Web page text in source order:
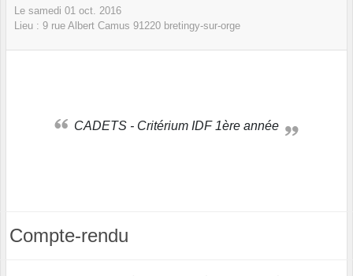
Le samedi 01 oct. 2016
Lieu : 9 rue Albert Camus 91220 bretingy-sur-orge
CADETS - Critérium IDF 1ère année
Compte-rendu